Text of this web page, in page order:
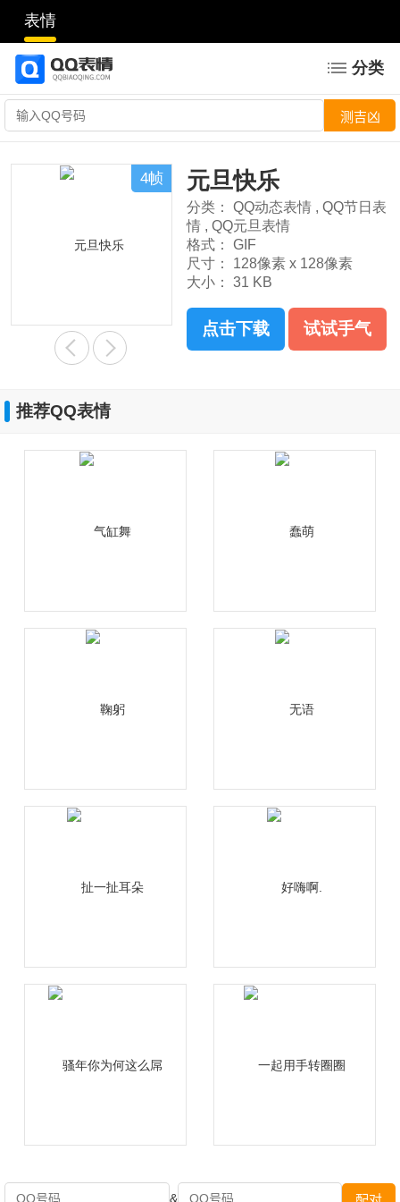
表情
分类
4帧 元旦快乐
分类： QQ动态表情 , QQ节日表
情 , QQ元旦表情
格式：
GIF
尺寸：
128像素 x 128像素
大小：
31 KB
点击下载 试试手气
推荐QQ表情